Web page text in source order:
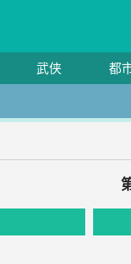
武侠 都